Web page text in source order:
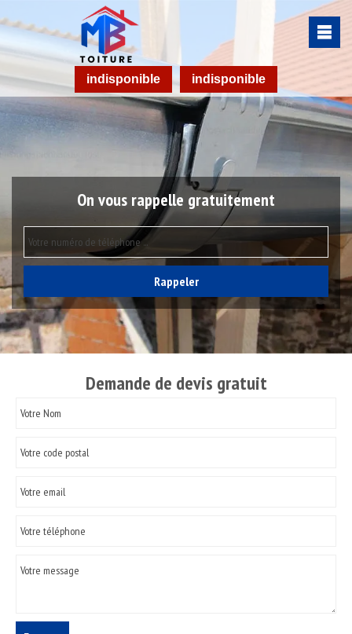
indisponible indisponible
On vous rappelle gratuitement
Demande de devis gratuit